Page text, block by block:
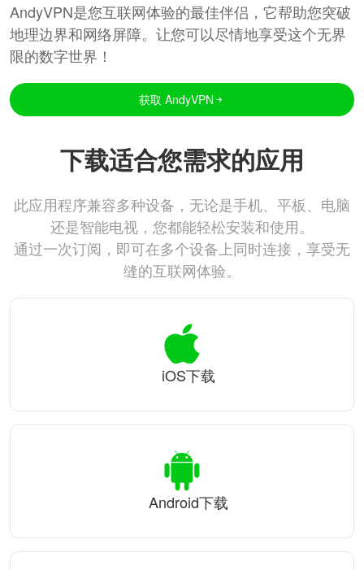
AndyVPN是您互联网体验的最佳伴侣，它帮助您突破
地理边界和网络屏障。让您可以尽情地享受这个无界
限的数字世界！
获取 AndyVPN
下载适合您需求的应用
此应用程序兼容多种设备，无论是手机、平板、电脑
还是智能电视，您都能轻松安装和使用。
通过一次订阅，即可在多个设备上同时连接，享受无
缝的互联网体验。
iOS下载
Android下载